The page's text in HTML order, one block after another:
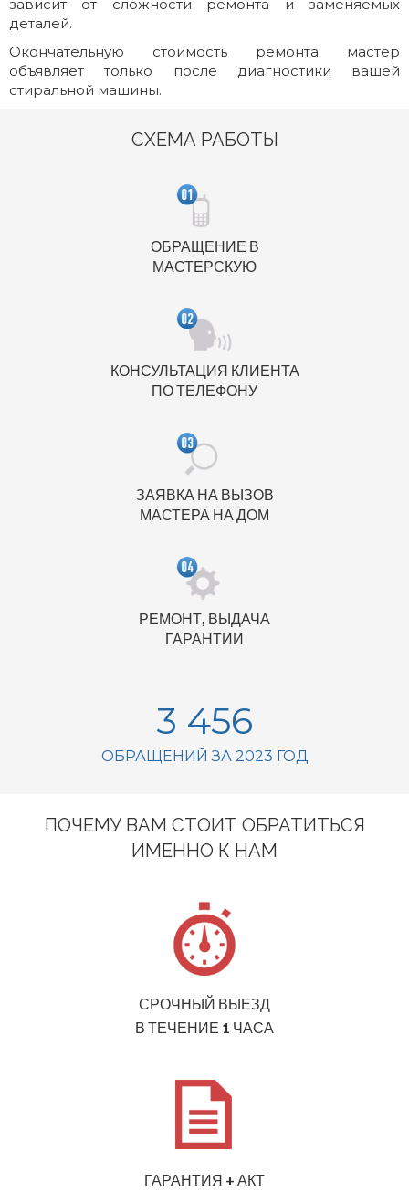
зависит от сложности ремонта и заменяемых
деталей.
Окончательную стоимость ремонта мастер
объявляет только после диагностики вашей
стиральной машины.
СХЕМА РАБОТЫ
ОБРАЩЕНИЕ В
МАСТЕРСКУЮ
КОНСУЛЬТАЦИЯ КЛИЕНТА
ПО ТЕЛЕФОНУ
ЗАЯВКА НА ВЫЗОВ
МАСТЕРА НА ДОМ
РЕМОНТ, ВЫДАЧА
ГАРАНТИИ
3 456
ОБРАЩЕНИЙ ЗА 2023 ГОД
ПОЧЕМУ ВАМ СТОИТ ОБРАТИТЬСЯ
ИМЕННО К НАМ
СРОЧНЫЙ ВЫЕЗД
В ТЕЧЕНИЕ 1 ЧАСА
ГАРАНТИЯ + АКТ